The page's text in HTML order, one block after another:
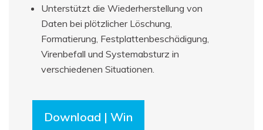
Unterstützt die Wiederherstellung von
Daten bei plötzlicher Löschung,
Formatierung, Festplattenbeschädigung,
Virenbefall und Systemabsturz in
verschiedenen Situationen.
Download | Win